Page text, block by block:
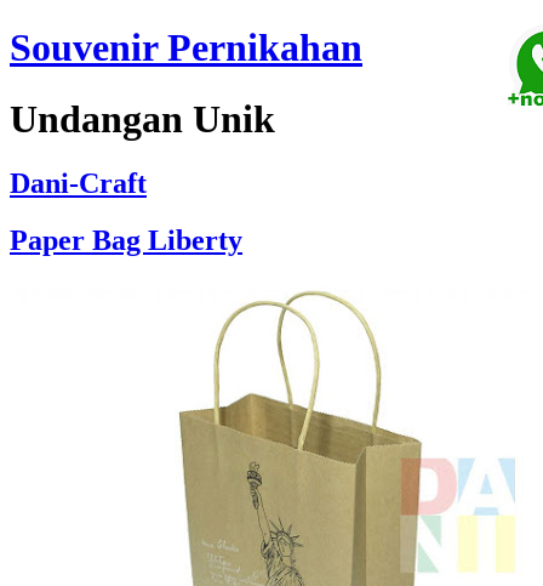
Souvenir Pernikahan
Undangan Unik
Dani-Craft
Paper Bag Liberty